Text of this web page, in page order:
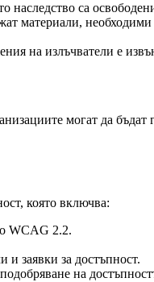
са
материали, необходими
на излъчватели е
могат да бъдат
която включва:
WCAG 2.2.
и заявки за достъпност.
на